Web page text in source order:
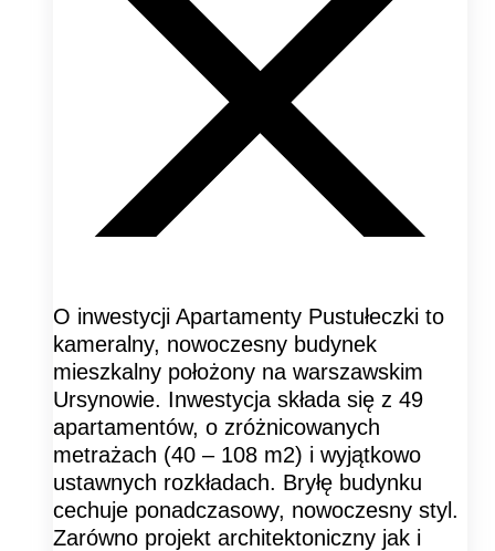
O inwestycji Apartamenty Pustułeczki to
kameralny, nowoczesny budynek
mieszkalny położony na warszawskim
Ursynowie. Inwestycja składa się z 49
apartamentów, o zróżnicowanych
metrażach (40 – 108 m2) i wyjątkowo
ustawnych rozkładach. Bryłę budynku
cechuje ponadczasowy, nowoczesny styl.
Zarówno projekt architektoniczny jak i